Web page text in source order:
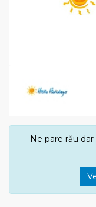
Ne pare rău